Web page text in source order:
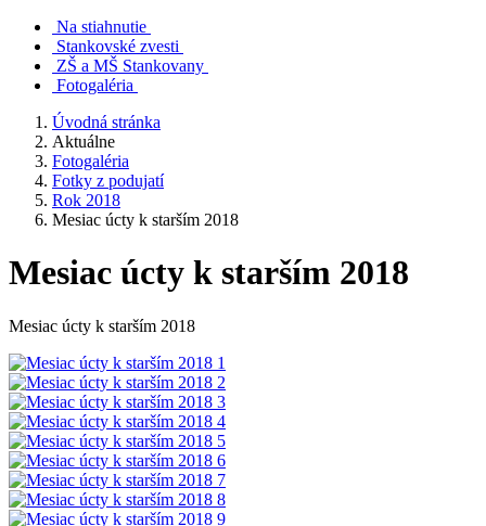
Na stiahnutie
Stankovské zvesti
ZŠ a MŠ Stankovany
Fotogaléria
Úvodná stránka
Aktuálne
Fotogaléria
Fotky z podujatí
Rok 2018
Mesiac úcty k starším 2018
Mesiac úcty k starším 2018
Mesiac úcty k starším 2018